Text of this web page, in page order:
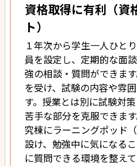
資格取得に有利（資
ト）
１年次から学生一人ひと
員を設定し、定期的な面
強の相談・質問ができま
を受け、試験の内容や雰
す。授業とは別に試験対
苦手な部分を克服できま
究棟にラーニングポッド
設け、勉強中に気になる
に質問できる環境を整えて